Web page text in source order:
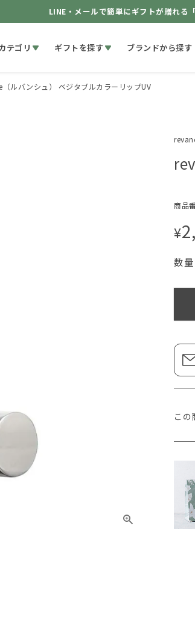
LINE・メールで簡単にギフトが贈れる
テゴリ ギフトを探す ブランドから探す
ルバンシュ） ベジタブルカラーリップUV
商品
¥
この